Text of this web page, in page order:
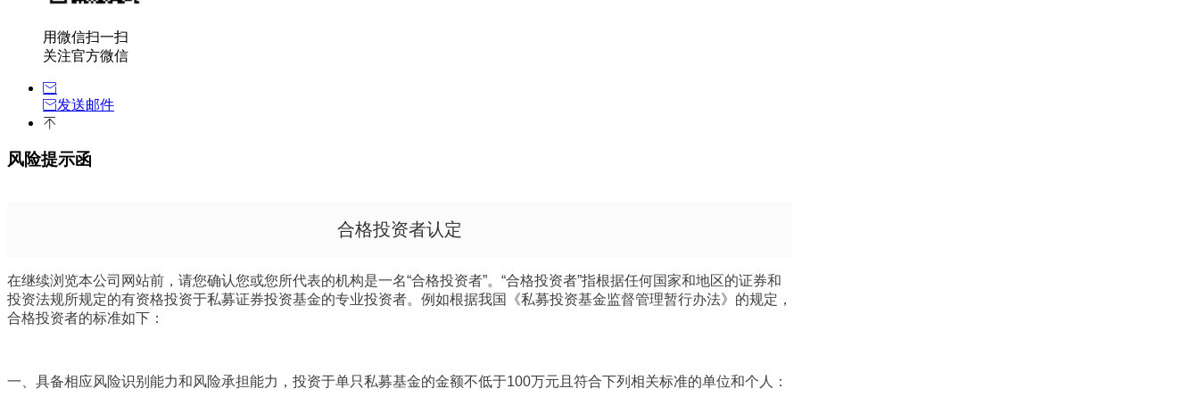
用微信扫一扫
关注官方微信
发送邮件
风险提示函
合格投资者认定
在继续浏览本公司网站前，请您确认您或您所代表的机构是一名“合格投资者”。“合格投资者”指根据任何国家和地区的证券和
投资法规所规定的有资格投资于私募证券投资基金的专业投资者。例如根据我国《私募投资基金监督管理暂行办法》的规定，
合格投资者的标准如下：
一、具备相应风险识别能力和风险承担能力，投资于单只私募基金的金额不低于100万元且符合下列相关标准的单位和个人：